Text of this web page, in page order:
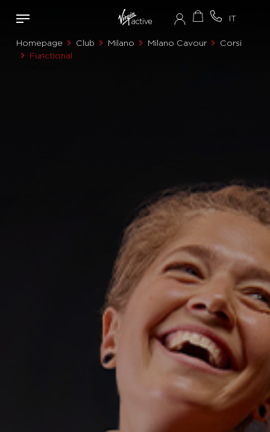
Homepage Club Milano Milano Cavour
Corsi
Functional